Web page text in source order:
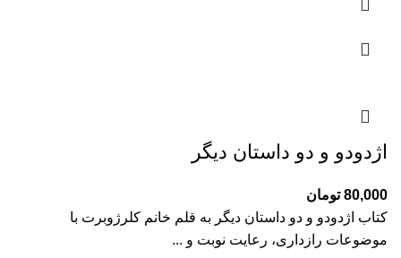
اژدودو و دو داستان دیگر
80,000 تومان
کتاب اژدودو و دو داستان دیگر به قلم خانم کلرژوبرت با
موضوعات رازداری، رعایت نوبت و ...